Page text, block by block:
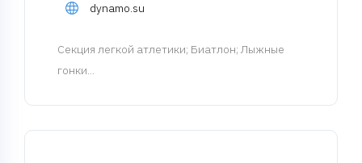
dynamo.su
Cекция легкой атлетики; Биатлон; Лыжные
гонки...